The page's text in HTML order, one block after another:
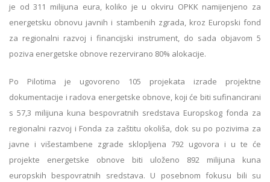
je od 311 milijuna eura, koliko je u okviru OPKK namijenjeno za
energetsku obnovu javnih i stambenih zgrada, kroz Europski fond
za regionalni razvoj i financijski instrument, do sada objavom 5
poziva energetske obnove rezervirano 80% alokacije.
Po Pilotima je ugovoreno 105 projekata izrade projektne
dokumentacije i radova energetske obnove, koji će biti sufinancirani
s 57,3 milijuna kuna bespovratnih sredstava Europskog fonda za
regionalni razvoj i Fonda za zaštitu okoliša, dok su po pozivima za
javne i višestambene zgrade sklopljena 792 ugovora i u te će
projekte energetske obnove biti uloženo 892 milijuna kuna
europskih bespovratnih sredstava. U posebnom fokusu bili su